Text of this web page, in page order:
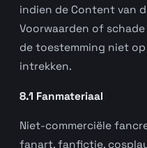
indien de Content van
Voorwaarden of
de toestemming niet
intrekken.
8.1 Fanmateriaal
Niet-commerciële
fanart, fanfictie,